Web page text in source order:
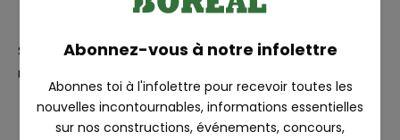
Plus on est de fous, plus on rit!
Si votre entourage regorge d’experts, c’est l’occasion
rêvée de les inviter sur votre chantier!
Architecte ou technologue, pour dessiner les plans
Estimateur en construction/entrepreneur, pour estimer le coût des
Abonnez-vous à notre infolettre
Abonnes toi à l'infolettre pour recevoir toutes les
nouvelles incontournables, informations essentielles
sur nos constructions, événements, concours,
Fermer